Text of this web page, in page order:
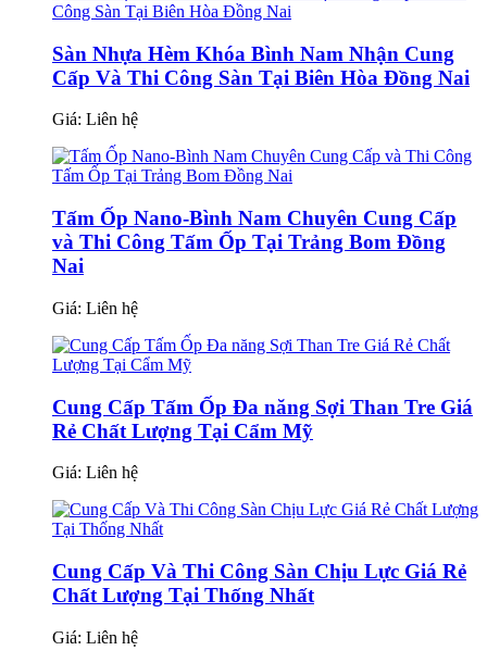
Sàn Nhựa Hèm Khóa Bình Nam Nhận Cung
Cấp Và Thi Công Sàn Tại Biên Hòa Đồng Nai
Giá: Liên hệ
Tấm Ốp Nano-Bình Nam Chuyên Cung Cấp
và Thi Công Tấm Ốp Tại Trảng Bom Đồng
Nai
Giá: Liên hệ
Cung Cấp Tấm Ốp Đa năng Sợi Than Tre Giá
Rẻ Chất Lượng Tại Cẩm Mỹ
Giá: Liên hệ
Cung Cấp Và Thi Công Sàn Chịu Lực Giá Rẻ
Chất Lượng Tại Thống Nhất
Giá: Liên hệ